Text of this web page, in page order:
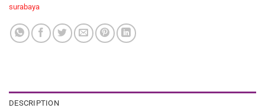
surabaya
DESCRIPTION